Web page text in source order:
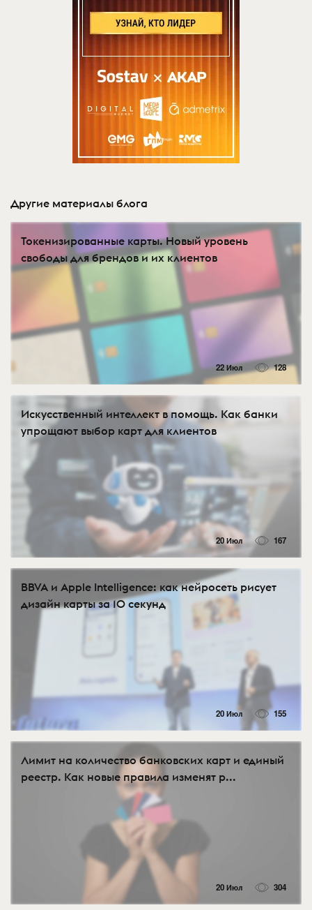
Другие материалы блога
Токенизированные карты. Новый уровень
свободы для брендов и их клиентов
22 Июл 128
Искусственный интеллект в помощь. Как банки
упрощают выбор карт для клиентов
20 Июл 167
BBVA и Apple Intelligence: как нейросеть рисует
дизайн карты за 10 секунд
20 Июл 155
Лимит на количество банковских карт и единый
реестр. Как новые правила изменят р...
20 Июл 304